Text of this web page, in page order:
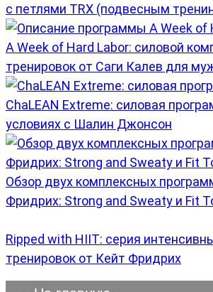
с петлями TRX (подвесным
A Week of Hard Labor: силовой
тренировок от Саги Калев для
ChaLEAN Extreme: силовая
условиях с Шалин Джонсон
Обзор двух комплексных
Фридрих: Strong and Sweaty и Fit
Ripped with HIIT: серия
тренировок от Кейт Фридрих